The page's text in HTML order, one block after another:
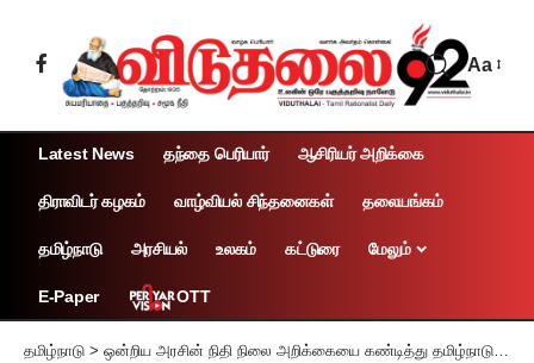
Aa
Latest News தந்தை பெரியார் ஆசிரியர் அறிக்கை
திராவிடர் கழகம் வாழ்வியல் சிந்தனைகள் தலையங்கம்
தமிழ்நாடு அரசியல் உலகம் கட்டுரை மேலும்
E-Paper OTT
தமிழ்நாடு > ஒன்றிய அரசின் நிதி நிலை அறிக்கையை கண்டித்து தமிழ்நாடு முழுவதும் ம.தி.மு.க. ஆர்ப்பாட்டம்!